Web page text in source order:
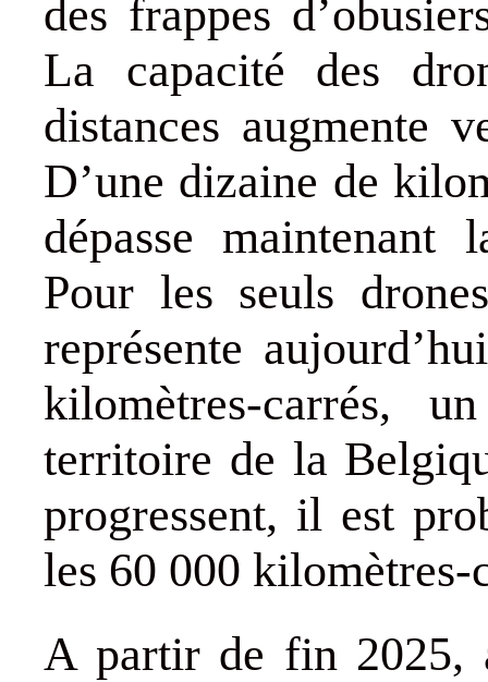
des frappes
La capacité des
distances augmente
D’une dizaine de
dépasse maintenant
Pour les seuls
représente
kilomètres-carrés,
territoire de la
progressent, il est
les 60 000
A partir de fin 2025,